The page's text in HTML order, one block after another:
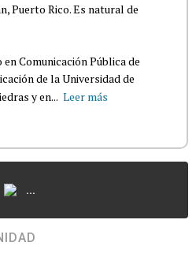
Puerto Rico. Es natural de
Comunicación Pública de
de la Universidad de
y en... Leer más
...